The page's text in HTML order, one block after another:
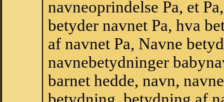
navneoprindelse Pa, et
betyder navnet Pa, hva
af navnet Pa, Navne
navnebetydninger
barnet hedde, navn,